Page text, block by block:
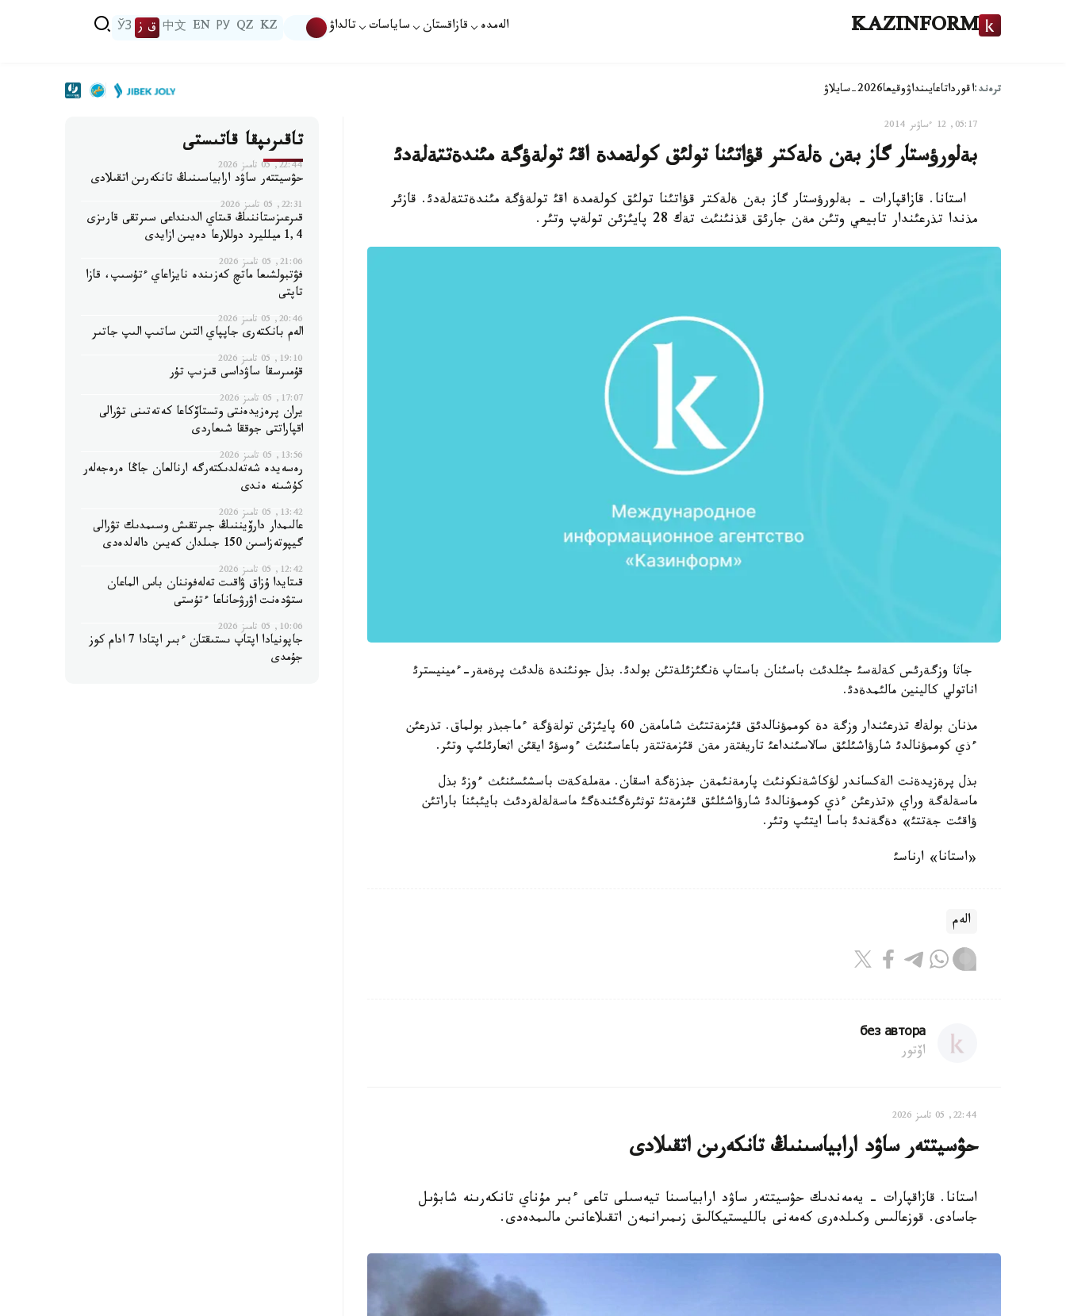
KAZINFORM الەمدە قازاقستان ساياسات تالداۋ KZ
QZ
РУ
EN
中文 ق ز ЎЗ
ترەند:اقورداتاعايىنداۋوقيعا2026-سايلاۋ
05:17, 12 ءساۋىر 2014
بةلورؤستار گاز بةن ةلةكتر قؤاتئنا تولئق كولةمدة اقئ تولةؤگة مئندةتتةلةدئ
استانا. قازاقپارات - بةلورؤستار گاز بةن ةلةكتر قؤاتئنا تولئق كولةمدة اقئ تولةؤگة مئندةتتةلةدئ. قازئر
مذندا تذرعئندار تابيعي وتئن مةن جارئق قذنئنئث تةك 28 پايئزئن تولةپ وتئر.
جاثا وزگةرئس كةلةسئ جئلدئث باسئنان باستاپ ةنگئزئلةتئن بولدئ. بذل جونئندة ةلدئث پرةمةر-ءمينيسترئ
اناتولي كالينين مالئمدةدئ.
مذنان بولةك تذرعئندار وزگة دة كوممؤنالدئق قئزمةتتئث شامامةن 60 پايئزئن تولةؤگة ءماجبذر بولماق. تذرعئن
ءذي كوممؤنالدئ شارؤاشئلئق سالاسئنداعئ تاريفتةر مةن قئزمةتتةر باعاسئنئث ءوسؤئ ايقئن اثعارئلئپ وتئر.
بذل پرةزيدةنت الةكساندر لؤكاشةنكونئث پارمةنئمةن جذزةگة اسقان. مةملةكةت باسشئسئنئث ءوزئ بذل
ماسةلةگة وراي «تذرعئن ءذي كوممؤنالدئ شارؤاشئلئق قئزمةتئ توثئرةگئندةگئ ماسةلةلةردئث بايئبئنا باراتئن
ؤاقئت جةتتئ» دةگةندئ باسا ايتئپ وتئر.
«استانا» ارناسئ
الەم
без автора
اۆتور
22:44, 05 تامىز 2026
حۋسيتتەر ساۋد ارابياسىنىڭ تانكەرىن اتقىلادى
استانا. قازاقپارات - يەمەندىك حۋسيتتەر ساۋد ارابياسىنا تيەسىلى تاعى ءبىر مۇناي تانكەرىنە شابۋىل
جاسادى. قوزعالىس وكىلدەرى كەمەنى بالليستيكالىق زىمىرانمەن اتقىلاعانىن مالىمدەدى.
تاقىرىپقا قاتىستى
22:44, 05 تامىز 2026
حۋسيتتەر ساۋد ارابياسىنىڭ تانكەرىن اتقىلادى
22:31, 05 تامىز 2026
قىرعىزستاننىڭ قىتاي الدىنداعى سىرتقى قارىزى
1,4 ميلليرد دوللارعا دەيىن ازايدى
21:06, 05 تامىز 2026
فۋتبولشىعا ماتچ كەزىندە نايزاعاي ءتۇسىپ، قازا
تاپتى
20:46, 05 تامىز 2026
الەم بانكتەرى جاپپاي التىن ساتىپ الىپ جاتىر
19:10, 05 تامىز 2026
قۇمىرسقا ساۋداسى قىزىپ تۇر
17:07, 05 تامىز 2026
يران پرەزيدەنتى وتستاۆكاعا كەتەتىنى تۋرالى
اقپاراتتى جوققا شىعاردى
13:56, 05 تامىز 2026
رەسەيدە شەتەلدىكتەرگە ارنالعان جاڭا ەرەجەلەر
كۇشىنە ەندى
13:42, 05 تامىز 2026
عالىمدار دارۆيننىڭ جىرتقىش وسىمدىك تۋرالى
گيپوتەزاسىن 150 جىلدان كەيىن دالەلدەدى
12:42, 05 تامىز 2026
قىتايدا ۇزاق ۋاقىت تەلەفوننان باس الماعان
ستۋدەنت اۋرۋحاناعا ءتۇستى
10:06, 05 تامىز 2026
جاپونيادا اپتاپ ىستىقتان ءبىر اپتادا 7 ادام كوز
جۇمدى